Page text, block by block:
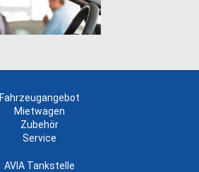
Fahrzeugangebot
Mietwagen
Zubehör
Service
AVIA Tankstelle